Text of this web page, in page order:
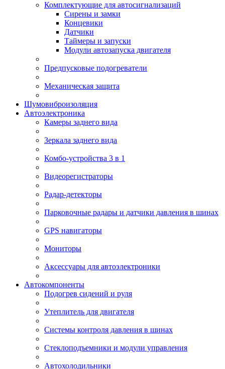
Комплектующие для автосигнализаций
Сирены и замки
Концевики
Датчики
Таймеры и запуски
Модули автозапуска двигателя
Предпусковые подогреватели
Механическая защита
Шумовиброизоляция
Автоэлектроника
Камеры заднего вида
Зеркала заднего вида
Комбо-устройства 3 в 1
Видеорегистраторы
Радар-детекторы
Парковочные радары и датчики давления в шинах
GPS навигаторы
Мониторы
Аксессуары для автоэлектроники
Автокомпоненты
Подогрев сидений и руля
Утеплитель для двигателя
Системы контроля давления в шинах
Стеклоподъемники и модули управления
Автохолодильники